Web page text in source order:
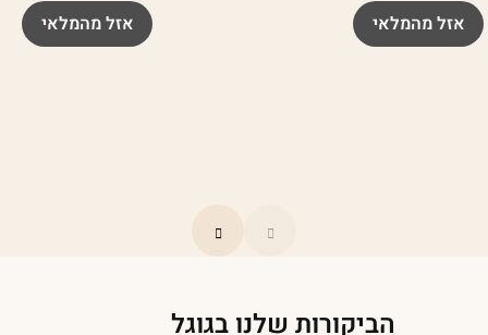
אזל מהמלאי אזל מהמלאי
הביקורות שלנו בגוגל